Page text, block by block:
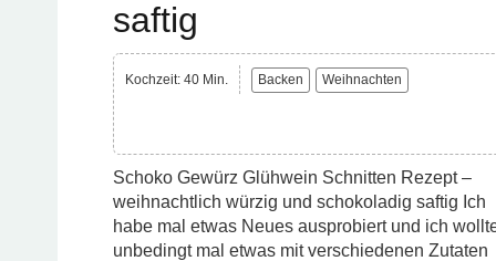
saftig
Kochzeit: 40 Min. Backen Weihnachten
Schoko Gewürz Glühwein Schnitten Rezept –
weihnachtlich würzig und schokoladig saftig Ich
habe mal etwas Neues ausprobiert und ich
unbedingt mal etwas mit verschiedenen Zutaten